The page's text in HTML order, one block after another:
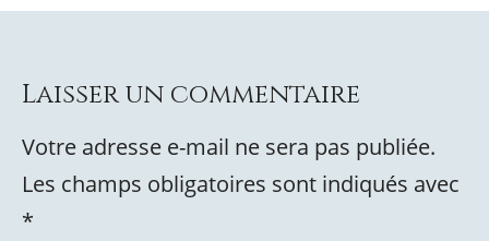
Laisser un commentaire
Votre adresse e-mail ne sera pas publiée.
Les champs obligatoires sont indiqués avec
*